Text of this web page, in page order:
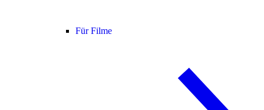
Für Filme